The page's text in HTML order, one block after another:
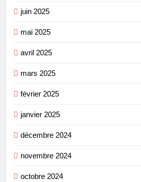
juin 2025
mai 2025
avril 2025
mars 2025
février 2025
janvier 2025
décembre 2024
novembre 2024
octobre 2024